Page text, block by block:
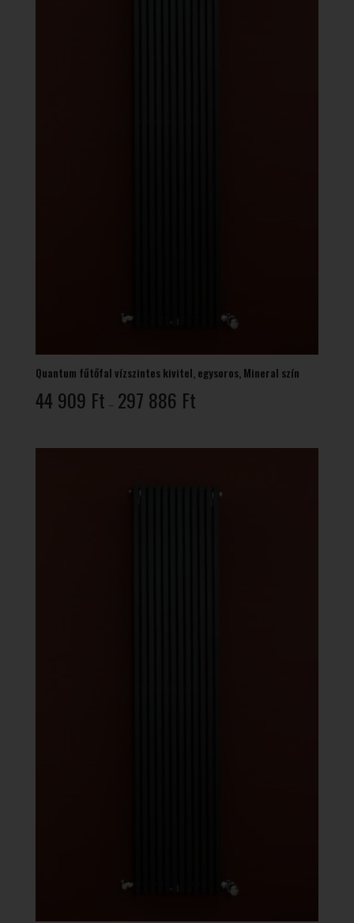
Quantum fűtőfal vízszintes kivitel, egysoros, Mineral szín
44 909 Ft – 297 886 Ft44
-